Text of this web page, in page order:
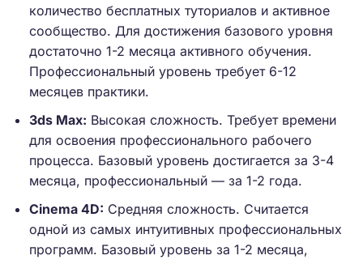
количество бесплатных туториалов и активное
сообщество. Для достижения базового уровня
достаточно 1-2 месяца активного обучения.
Профессиональный уровень требует 6-12
месяцев практики.
3ds Max: Высокая сложность. Требует времени
для освоения профессионального рабочего
процесса. Базовый уровень достигается за 3-4
месяца, профессиональный — за 1-2 года.
Cinema 4D: Средняя сложность. Считается
одной из самых интуитивных профессиональных
программ. Базовый уровень за 1-2 месяца,